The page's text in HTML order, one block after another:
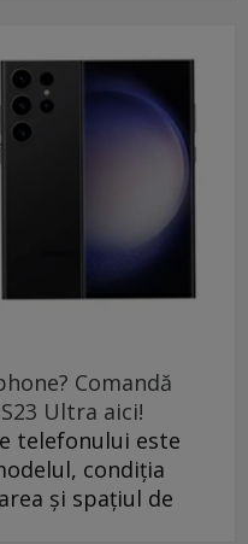
Comandă
Ultra aici!
telefonului este
condiția
și spațiul de